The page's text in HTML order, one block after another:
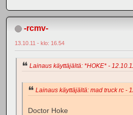
-rcmv-
13.10.11 - klo: 16.54
Lainaus käyttäjältä: *HOKE* -
Lainaus käyttäjältä: mad truck rc -
Doctor Hoke